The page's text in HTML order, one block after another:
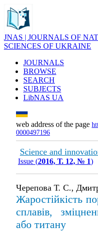
JNAS | JOURNALS OF
SCIENCES OF UKRAINE
JOURNALS
BROWSE
SEARCH
SUBJECTS
LibNAS UA
web address of the page
0000497196
Science and
Issue (2016, Т. 12, № 1)
Черепова Т. С.,
Жаростійкість
сплавів,
або титану